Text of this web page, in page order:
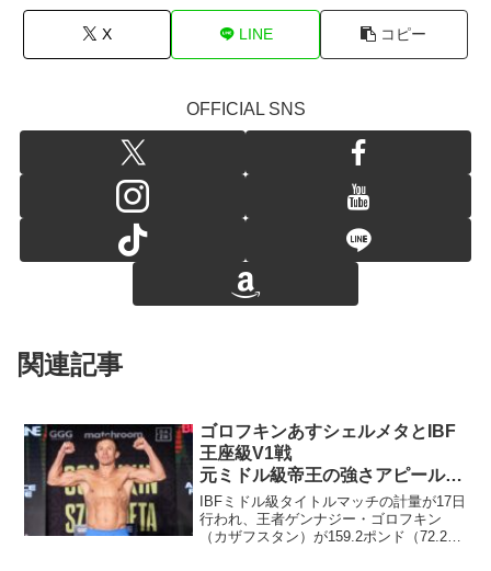
X LINE コピー
OFFICIAL SNS
関連記事
ゴロフキンあすシェルメタとIBF
王座級V1戦
元ミドル級帝王の強さアピールな
るか
IBFミドル級タイトルマッチの計量が17日
行われ、王者ゲンナジー・ゴロフキン
（カザフスタン）が159.2ポンド（72.21